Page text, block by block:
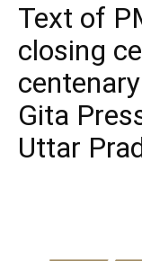
Text of
closing
Gita
Uttar